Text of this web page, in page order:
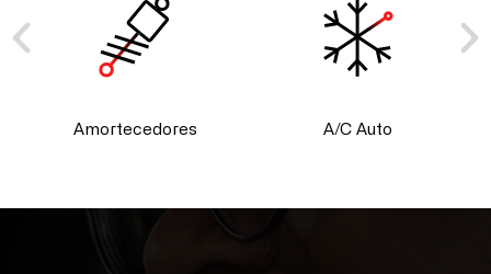
Amortecedores A/C Auto